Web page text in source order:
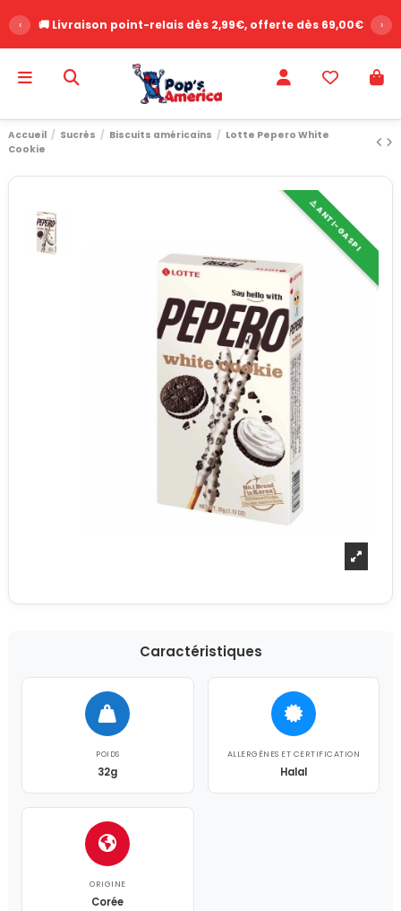
‹ 🚚 Livraison point-relais dès 2,99€, offerte dès 69,00€ ›
Accueil Sucrés Biscuits américains
Lotte Pepero White
Cookie
⚠️ ANTI-GASPI
Caractéristiques
POIDS
32g
ALLERGÈNES ET CERTIFICATION
Halal
ORIGINE
Corée